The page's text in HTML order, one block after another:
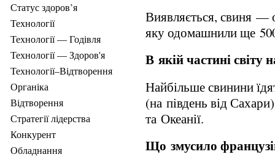
Статус здоров’я
Технології
Технології — Годівля
Технології — Здоров'я
Технології–Відтворення
Органіка
Відтворення
Стратегії лідерства
Конкурент
Обладнання
Виявляється, свиня —
яку одомашнили ще
В якій частині
Найбільше свинини
(на південь від
та Океанії.
Що змусило